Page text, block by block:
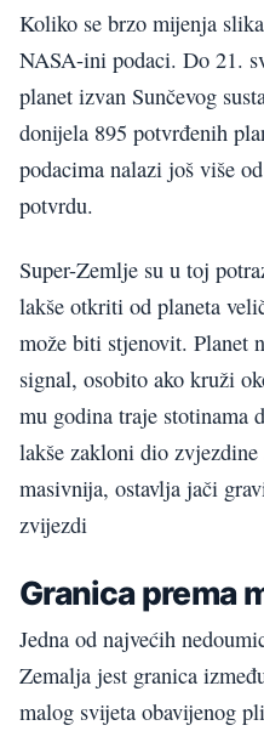
Koliko se brzo mijenja
NASA-ini podaci. Do 21.
planet izvan Sunčevog
donijela 895 potvrđenih
podacima nalazi još više
potvrdu.
Super-Zemlje su u toj
lakše otkriti od planeta
može biti stjenovit. Planet
signal, osobito ako kruži
mu godina traje stotinama
lakše zakloni dio
masivnija, ostavlja jači
zvijezdi
Granica prema
Jedna od najvećih
Zemalja jest granica
malog svijeta obavijenog